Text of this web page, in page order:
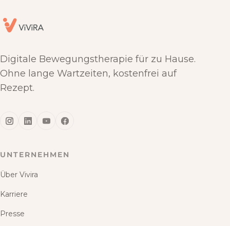
Digitale Bewegungstherapie für zu Hause.
Ohne lange Wartzeiten, kostenfrei auf
Rezept.
UNTERNEHMEN
Über Vivira
Karriere
Presse